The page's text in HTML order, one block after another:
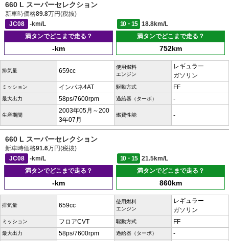
660 L スーパーセレクション
新車時価格89.8万円(税抜)
JC08
-km/L 10・15
18.8km/L
満タンでどこまで走る？
-km
満タンでどこまで走る？
752km
排気量 659cc
使用燃料
エンジン
レギュラー
ガソリン
ミッション インパネ4AT 駆動方式 FF
最大出力 58ps/7600rpm 過給器（ターボ） -
生産期間
2003年05月～200
3年07月
燃費性能 -
660 L スーパーセレクション
新車時価格91.6万円(税抜)
JC08
-km/L 10・15
21.5km/L
満タンでどこまで走る？
-km
満タンでどこまで走る？
860km
排気量 659cc
使用燃料
エンジン
レギュラー
ガソリン
ミッション フロアCVT 駆動方式 FF
最大出力 58ps/7600rpm 過給器（ターボ） -